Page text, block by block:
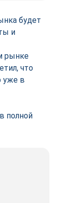
будет
и
рынке
что
уже в
полной